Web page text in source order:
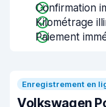
Confirmation
Kilométrage
Paiement
Enregistrement en
Volkswagen